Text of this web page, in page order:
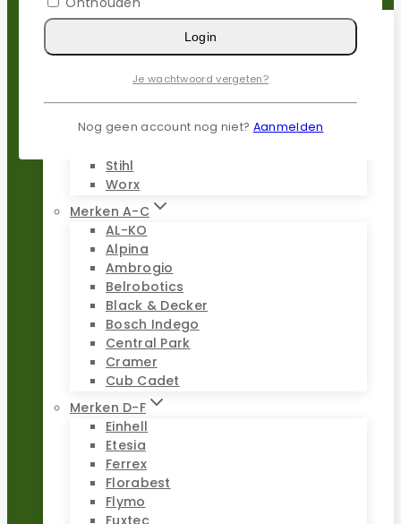
Populaire merken
Gardena
Parkside
Stihl
Worx
Merken A-C
AL-KO
Alpina
Ambrogio
Belrobotics
Black & Decker
Bosch Indego
Central Park
Cramer
Cub Cadet
Merken D-F
Einhell
Etesia
Ferrex
Florabest
Flymo
Login
Je wachtwoord vergeten?
Nog geen account nog niet? Aanmelden